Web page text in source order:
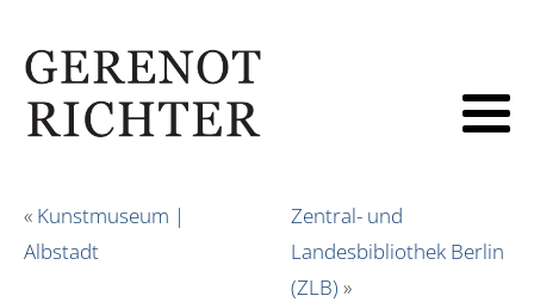
« Kunstmuseum |
Albstadt
Zentral- und
Landesbibliothek Berlin
(ZLB) »